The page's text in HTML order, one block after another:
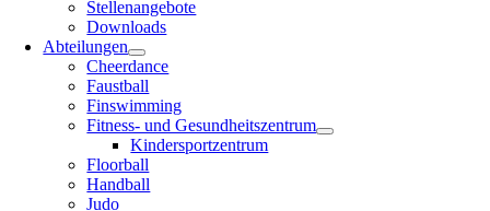
Stellenangebote
Downloads
Abteilungen
Cheerdance
Faustball
Finswimming
Fitness- und Gesundheitszentrum
Kindersportzentrum
Floorball
Handball
Judo